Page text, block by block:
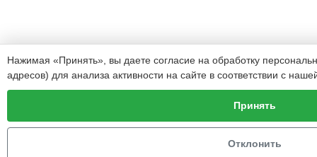
Нажимая «Принять», вы даете согласие на обработку
адресов) для анализа активности на сайте в соответствии с
Принять
Отклонить